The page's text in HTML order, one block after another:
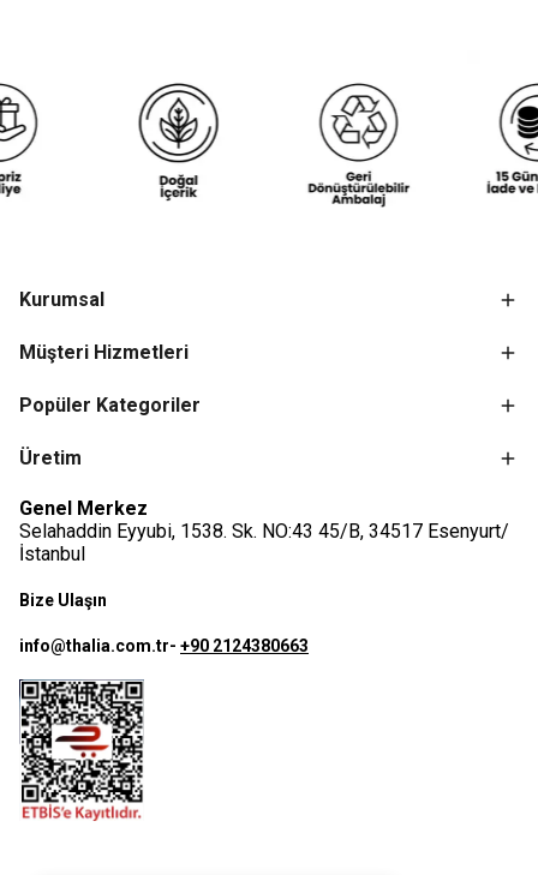
Kurumsal
Müşteri Hizmetleri
Popüler Kategoriler
Üretim
Genel Merkez
Selahaddin Eyyubi, 1538. Sk. NO:43 45/B, 34517 Esenyurt/
İstanbul
Bize Ulaşın
info@thalia.com.tr- +90 2124380663